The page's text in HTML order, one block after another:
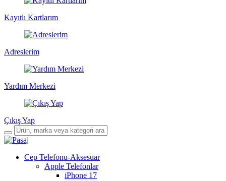
Kayıtlı Kartlarım
Adreslerim
Yardım Merkezi
Çıkış Yap
Cep Telefonu-Aksesuar
Apple Telefonlar
iPhone 17